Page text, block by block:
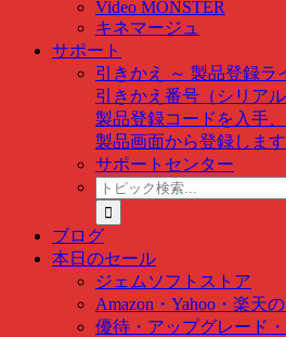
Video MONSTER
キネマージュ
サポート
引きかえ ～ 製品登録ラ
引きかえ番号（シリア
製品登録コードを入手、
製品画面から登録します
サポートセンター
ト
ピ
ッ
ク
検
索
…
ブログ
本日のセール
ジェムソフトストア
Amazon・Yahoo・楽天
優待・アップグレード